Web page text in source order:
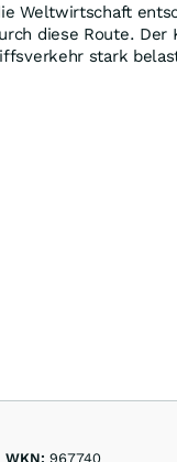
Weltwirtschaft
diese Route.
stark
WKN: 967740